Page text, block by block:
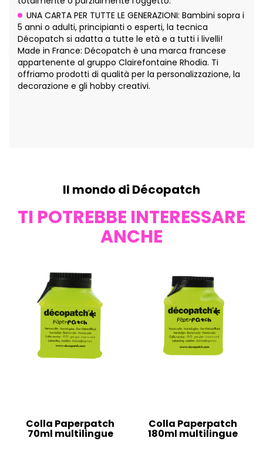
UNA CARTA PER TUTTE LE GENERAZIONI: Bambini sopra i
5 anni o adulti, principianti o esperti, la tecnica
Décopatch si adatta a tutte le età e a tutti i livelli!
Made in France: Décopatch è una marca francese
appartenente al gruppo Clairefontaine Rhodia. Ti
offriamo prodotti di qualità per la personalizzazione, la
decorazione e gli hobby creativi.
Il mondo di Décopatch
TI POTREBBE INTERESSARE
ANCHE
Colla Paperpatch
70ml multilingue
Colla Paperpatch
180ml multilingue